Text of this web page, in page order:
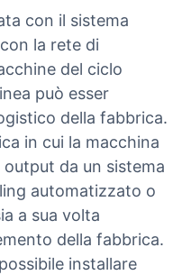
con il sistema
la rete di
del ciclo
può esser
della fabbrica.
in cui la macchina
da un sistema
automatizzato o
a sua volta
della fabbrica.
installare